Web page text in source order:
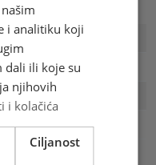
16/05
KM
i analitiku koji
dali ili koje su
njihovih
i kolačića
Ciljanost